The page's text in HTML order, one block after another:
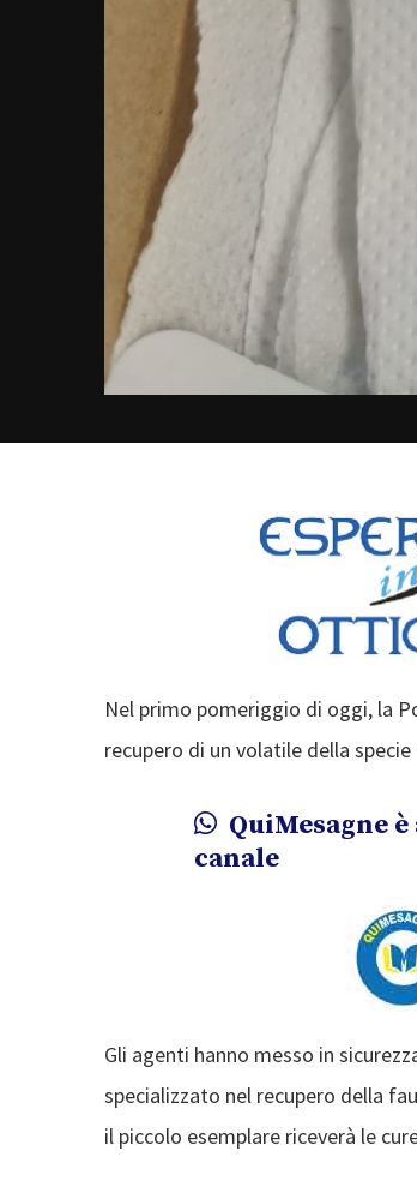
Nel primo pomeriggio di oggi, la
recupero di un volatile della
QuiMesagne
canale
Gli agenti hanno messo in
specializzato nel recupero della
il piccolo esemplare riceverà le